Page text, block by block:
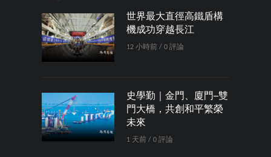
世界最大直徑高鐵盾構
機成功穿越長江
12 小時前 / 0 評論
史學勤｜金門、廈門─雙
門大橋，共創和平繁榮
未來
1 天前 / 0 評論